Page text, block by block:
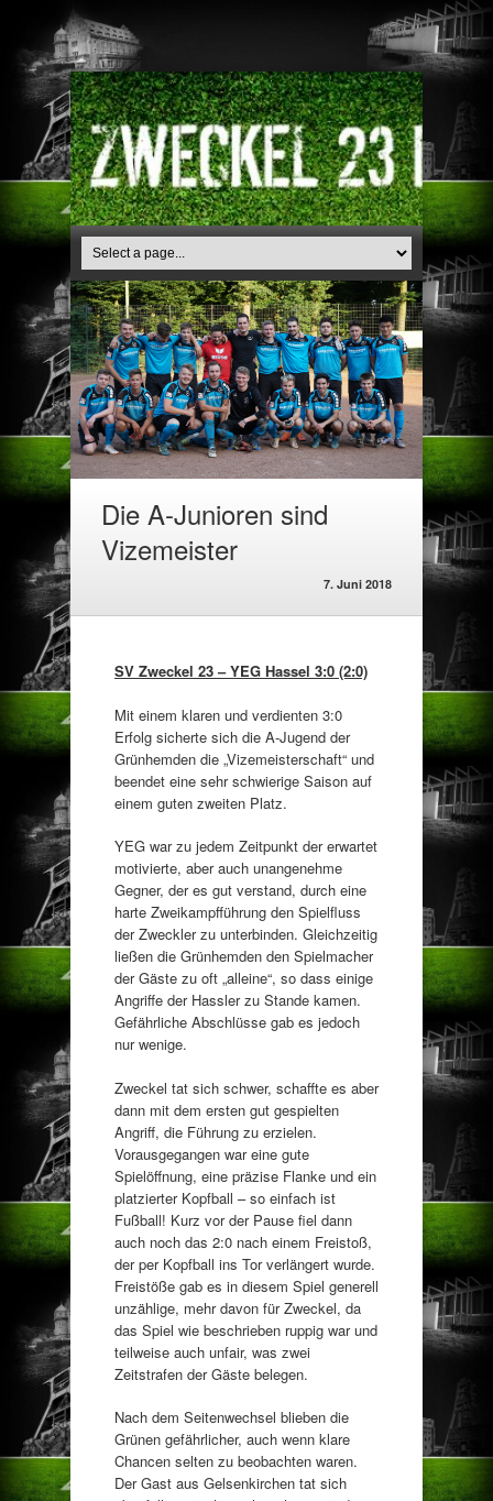
Die A-Junioren sind
Vizemeister
7. Juni 2018
SV Zweckel 23 – YEG Hassel 3:0 (2:0)
Mit einem klaren und verdienten 3:0
Erfolg sicherte sich die A-Jugend der
Grünhemden die „Vizemeisterschaft“ und
beendet eine sehr schwierige Saison auf
einem guten zweiten Platz.
YEG war zu jedem Zeitpunkt der erwartet
motivierte, aber auch unangenehme
Gegner, der es gut verstand, durch eine
harte Zweikampfführung den Spielfluss
der Zweckler zu unterbinden. Gleichzeitig
ließen die Grünhemden den Spielmacher
der Gäste zu oft „alleine“, so dass einige
Angriffe der Hassler zu Stande kamen.
Gefährliche Abschlüsse gab es jedoch
nur wenige.
Zweckel tat sich schwer, schaffte es aber
dann mit dem ersten gut gespielten
Angriff, die Führung zu erzielen.
Vorausgegangen war eine gute
Spielöffnung, eine präzise Flanke und ein
platzierter Kopfball – so einfach ist
Fußball! Kurz vor der Pause fiel dann
auch noch das 2:0 nach einem Freistoß,
der per Kopfball ins Tor verlängert wurde.
Freistöße gab es in diesem Spiel generell
unzählige, mehr davon für Zweckel, da
das Spiel wie beschrieben ruppig war und
teilweise auch unfair, was zwei
Zeitstrafen der Gäste belegen.
Nach dem Seitenwechsel blieben die
Grünen gefährlicher, auch wenn klare
Chancen selten zu beobachten waren.
Der Gast aus Gelsenkirchen tat sich